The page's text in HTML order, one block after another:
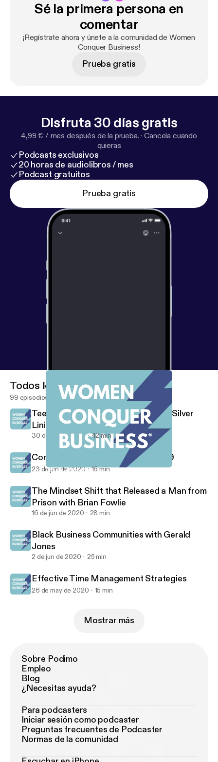
Sé la primera persona en
comentar
¡Regístrate ahora y únete a la comunidad de Women
Conquer Business!
Prueba gratis
Disfruta 30 días gratis
4,99 € / mes después de la prueba. ·Cancela cuando
quieras
Podcasts exclusivos
20 horas de audiolibros / mes
Podcast gratuitos
Prueba gratis
Effective Time Management Strategies
Todos los episodios
99 episodios
Teen Entrepreneurs Find Pandemic Silver
Lining
30 de jun de 2020 42 min
Consumer Behavior Since COVID-19
23 de jun de 2020 16 min
The Mindset Shift that Released a Man from
Prison with Brian Fowlie
16 de jun de 2020 28 min
Black Business Communities with Gerald
Jones
2 de jun de 2020 25 min
Effective Time Management Strategies
26 de may de 2020 15 min
Mostrar más
Sobre Podimo
Empleo
Blog
¿Necesitas ayuda?
Para podcasters
Iniciar sesión como podcaster
Preguntas frecuentes de Podcaster
Normas de la comunidad